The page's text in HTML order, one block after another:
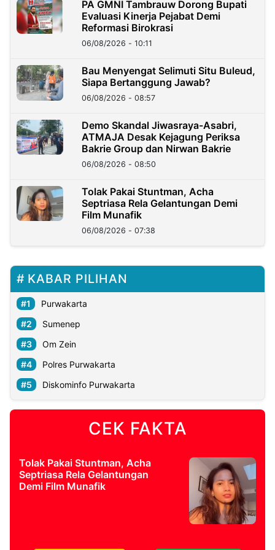
PA GMNI Tambrauw Dorong Bupati
Evaluasi Kinerja Pejabat Demi
Reformasi Birokrasi
06/08/2026 - 10:11
Bau Menyengat Selimuti Situ Buleud,
Siapa Bertanggung Jawab?
06/08/2026 - 08:57
Demo Skandal Jiwasraya-Asabri,
ATMAJA Desak Kejagung Periksa
Bakrie Group dan Nirwan Bakrie
06/08/2026 - 08:50
Tolak Pakai Stuntman, Acha
Septriasa Rela Gelantungan Demi
Film Munafik
06/08/2026 - 07:38
KABAR PILIHAN
Purwakarta
Sumenep
Om Zein
Polres Purwakarta
Diskominfo Purwakarta
CEK FAKTA
Tolak Pakai Stuntman, Acha
Septriasa Rela Gelantungan
Demi Film Munafik